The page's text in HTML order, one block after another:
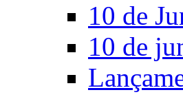
10 de
10 de